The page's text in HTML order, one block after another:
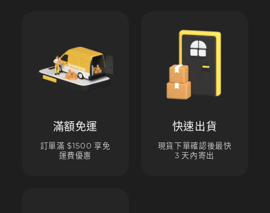
滿額免運
訂單滿 $1500 享免
運費優惠
快速出貨
現貨下單確認後最快
3 天內寄出